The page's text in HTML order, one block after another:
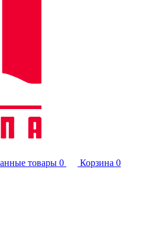
товары 0 Корзина 0